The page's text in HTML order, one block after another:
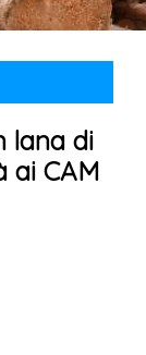
lana di
ai CAM